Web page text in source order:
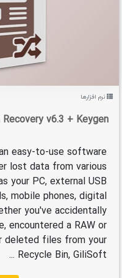
نرم افزارها
v6.3 + Keygen
easy-to-use software
lost data from various
your PC, external USB
mobile phones, digital
you've accidentally
encountered a RAW or
deleted files from your
Recycle Bin, GiliSoft ...